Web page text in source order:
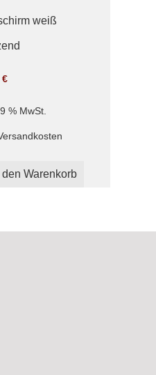
weiß
€
% MwSt.
den Warenkorb